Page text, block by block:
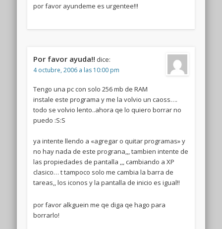
por favor ayundeme es urgentee!!!
Por favor ayuda!! dice:
4 octubre, 2006 a las 10:00 pm
Tengo una pc con solo 256 mb de RAM
instale este programa y me la volvio un caoss….
todo se volvio lento..ahora qe lo quiero borrar no
puedo :S:S
ya intente llendo a «agregar o quitar programas» y
no hay nada de este prograna,,, tambien intente de
las propiedades de pantalla ,,, cambiando a XP
clasico… t tampoco solo me cambia la barra de
tareas,, los iconos y la pantalla de inicio es igual!!
por favor alkguein me qe diga qe hago para
borrarlo!